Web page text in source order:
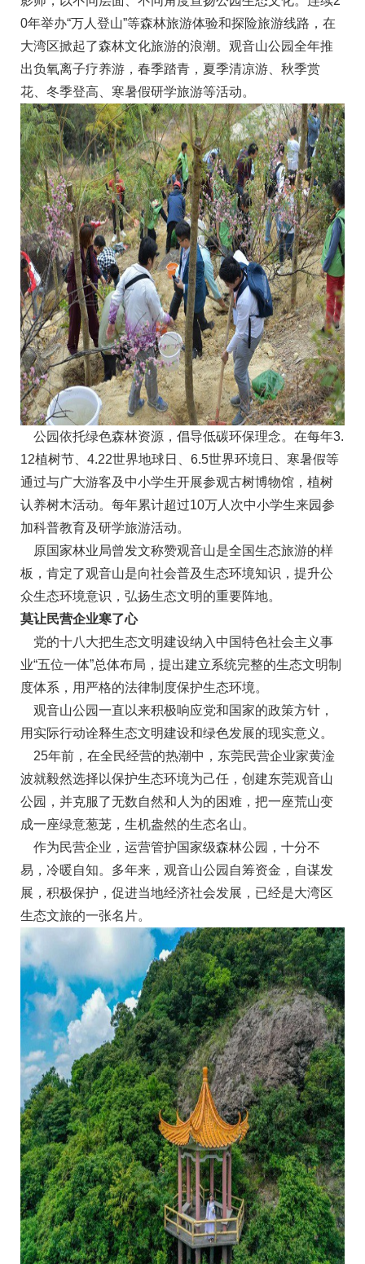
0年举办“万人登山”等森林旅游体验和探险旅游线路，在
大湾区掀起了森林文化旅游的浪潮。观音山公园全年推
出负氧离子疗养游，春季踏青，夏季清凉游、秋季赏
花、冬季登高、寒暑假研学旅游等活动。
公园依托绿色森林资源，倡导低碳环保理念。在每年3.
12植树节、4.22世界地球日、6.5世界环境日、寒暑假等
通过与广大游客及中小学生开展参观古树博物馆，植树
认养树木活动。每年累计超过10万人次中小学生来园参
加科普教育及研学旅游活动。
原国家林业局曾发文称赞观音山是全国生态旅游的样
板，肯定了观音山是向社会普及生态环境知识，提升公
众生态环境意识，弘扬生态文明的重要阵地。
莫让民营企业寒了心
党的十八大把生态文明建设纳入中国特色社会主义事
业“五位一体”总体布局，提出建立系统完整的生态文明制
度体系，用严格的法律制度保护生态环境。
观音山公园一直以来积极响应党和国家的政策方针，
用实际行动诠释生态文明建设和绿色发展的现实意义。
25年前，在全民经营的热潮中，东莞民营企业家黄淦
波就毅然选择以保护生态环境为己任，创建东莞观音山
公园，并克服了无数自然和人为的困难，把一座荒山变
成一座绿意葱茏，生机盎然的生态名山。
作为民营企业，运营管护国家级森林公园，十分不
易，冷暖自知。多年来，观音山公园自筹资金，自谋发
展，积极保护，促进当地经济社会发展，已经是大湾区
生态文旅的一张名片。